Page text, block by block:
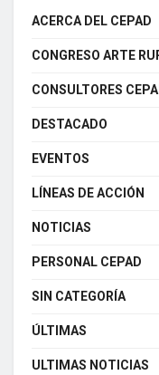
ACERCA DEL CEPAD
CONGRESO ARTE
CONSULTORES
DESTACADO
EVENTOS
LÍNEAS DE ACCIÓN
NOTICIAS
PERSONAL CEPAD
SIN CATEGORÍA
ÚLTIMAS
ULTIMAS NOTICIAS